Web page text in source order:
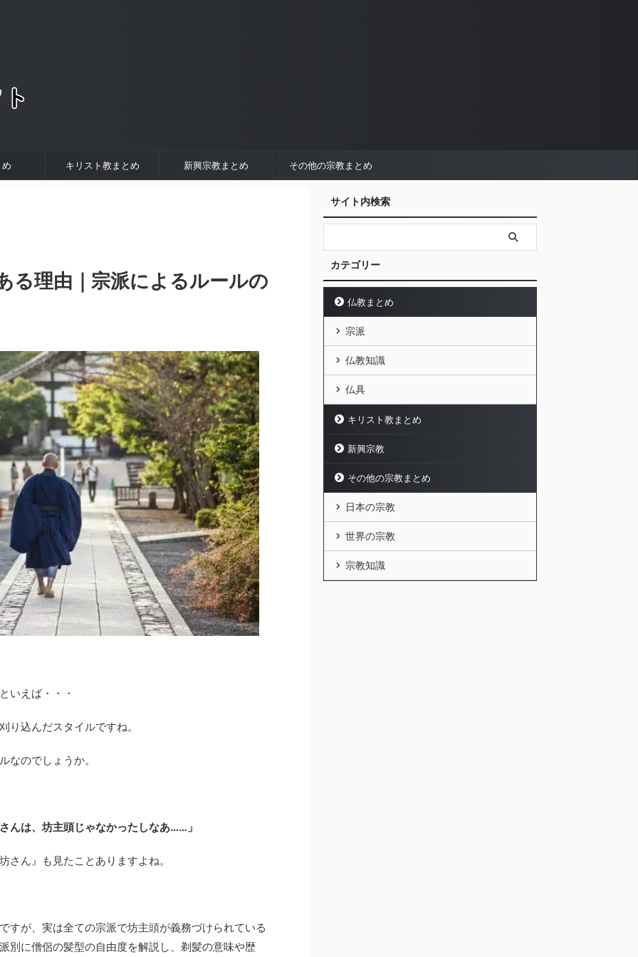
キリスト教まとめ 新興宗教まとめ その他の宗教まとめ
る理由｜宗派によるルールの
いえば・・・
り込んだスタイルですね。
なのでしょうか。
んは、坊主頭じゃなかったしなあ……」
さん』も見たことありますよね。
すが、実は全ての宗派で坊主頭が義務づけられている
別に僧侶の髪型の自由度を解説し、剃髪の意味や歴
サイト内検索
カテゴリー
仏教まとめ
宗派
仏教知識
仏具
キリスト教まとめ
新興宗教
その他の宗教まとめ
日本の宗教
世界の宗教
宗教知識